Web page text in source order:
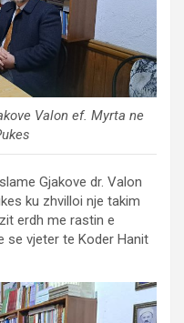
Valon ef. Myrta ne
Gjakove dr. Valon
ku zhvilloi nje takim
erdh me rastin e
se vjeter te Koder Hanit